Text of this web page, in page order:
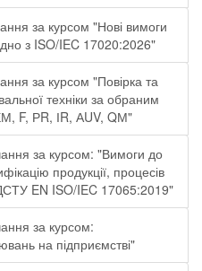
за курсом "Нові вимоги
з ISO/IEC 17020:2026"
за курсом "Повірка та
техніки за обраним
F, РR, ІR, АUV, QМ"
за курсом: "Вимоги до
продукції, процесів
EN ISO/IEC 17065:2019"
за курсом:
на підприємстві"